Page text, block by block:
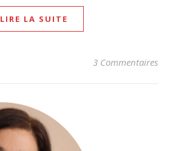
LIRE LA SUITE
3 Commentaires